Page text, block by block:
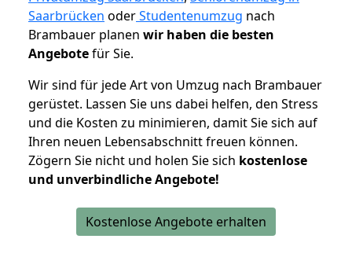
Saarbrücken oderStudentenumzug nach
Brambauer planen wir haben die besten
Angebotefür Sie.
Wir sind für jede Art von Umzug nach Brambauer
gerüstet. Lassen Sie uns dabei helfen, den Stress
und die Kosten zu minimieren, damit Sie sich auf
Ihren neuen Lebensabschnitt freuen können.
Zögern Sie nicht und holen Sie sich kostenlose
und unverbindliche Angebote!
Kostenlose Angebote erhalten